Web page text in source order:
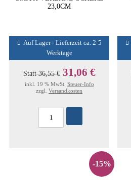
23,0CM
Auf Lager - Lieferzeit ca. 2-5
Werktage
Statt36,55 € 31,06 €
inkl. 19 % MwSt. Steuer-Info
zzgl. Versandkosten
-15%